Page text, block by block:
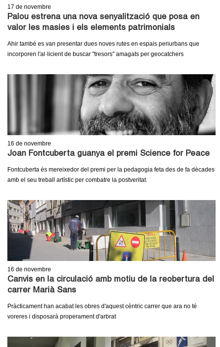
17 de novembre
Palou estrena una nova senyalització que posa en
valor les masies i els elements patrimonials
Ahir també es van presentar dues noves rutes en espais periurbans que
incorporen l'al·licient de buscar "tresors" amagats per geocatchers
16 de novembre
Joan Fontcuberta guanya el premi Science for Peace
Fontcuberta és mereixedor del premi per la pedagogia feta des de fa dècades
amb el seu treball artístic per combatre la postveritat.
16 de novembre
Canvis en la circulació amb motiu de la reobertura del
carrer Marià Sans
Pràcticament han acabat les obres d'aquest cèntric carrer que ara no té
voreres i disposarà properament d'arbrat